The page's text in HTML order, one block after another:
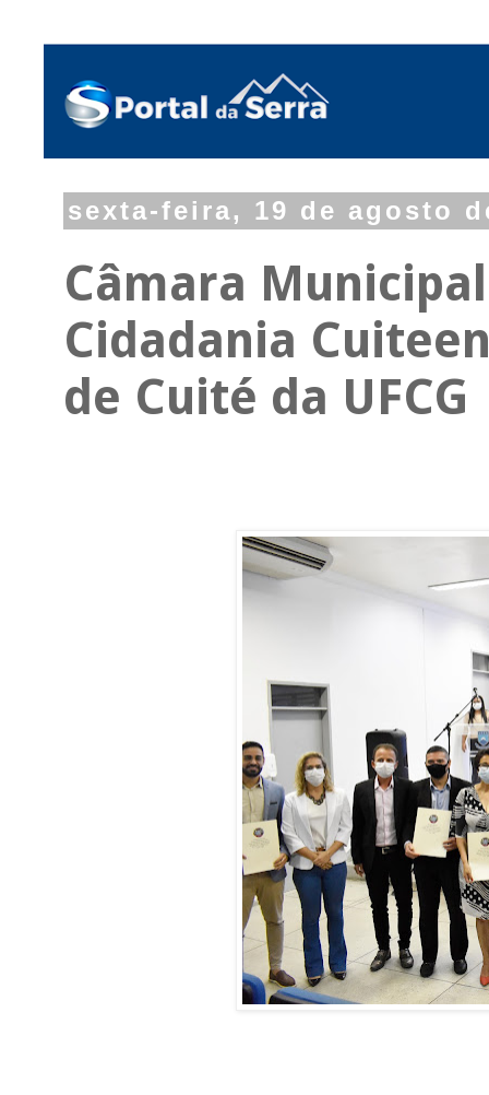
sexta-feira, 19 de agosto
Câmara
Cidadania
de Cuité da UFCG